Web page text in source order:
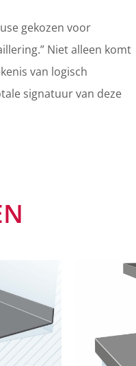
gekozen voor
Niet alleen komt
van logisch
signatuur van deze